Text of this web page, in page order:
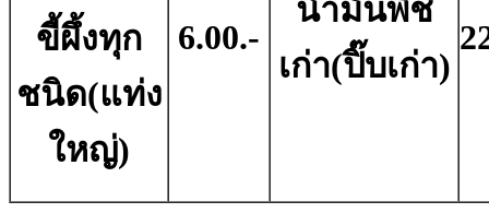
ขี้ผึ้งทุก
ชนิด(แท่ง
ใหญ่)
6.00.-
น้ำมันพืช
เก่า(ปิ๊บเก่า)